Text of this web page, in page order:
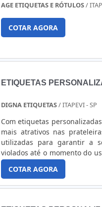
AGE ETIQUETAS E RÓTULOS/
COTAR AGORA
ETIQUETAS
DIGNA ETIQUETAS/ ITAPEVI - SP
Com etiquetas
mais atrativos nas
utilizadas para garantir a
violados até o momento do
identificar a mercadoria,
dos produtos, de uma
mais comuns Etiquetas para
ferramentas utilizadas na
COTAR AGORA